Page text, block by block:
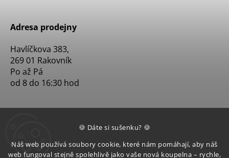
🍪 Dáte si sušenku? 🍪
Náš web používá soubory cookie, které nám pomáhají, aby náš
web fungoval stejně spolehlivě jako vaše nová koupelna – rychle,
Adresa prodejny
Havlíčkova 383,
269 01 Rakovník
Po až Pá
od 8 do 16:30 hod